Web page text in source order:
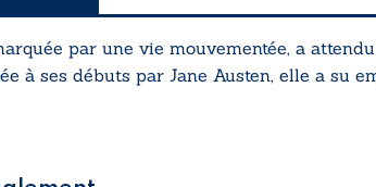
par une vie mouvementée, a
à ses débuts par Jane Austen, elle a su